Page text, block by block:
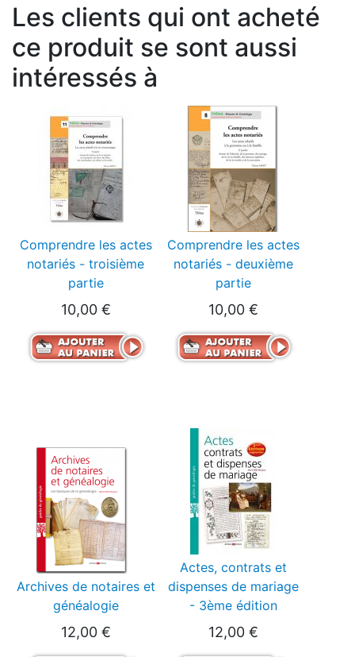
Les clients qui ont acheté
ce produit se sont aussi
intéressés à
Comprendre les actes
notariés - troisième
partie
10,00 €
Comprendre les actes
notariés - deuxième
partie
10,00 €
Archives de notaires et
généalogie
12,00 €
Actes, contrats et
dispenses de mariage
- 3ème édition
12,00 €